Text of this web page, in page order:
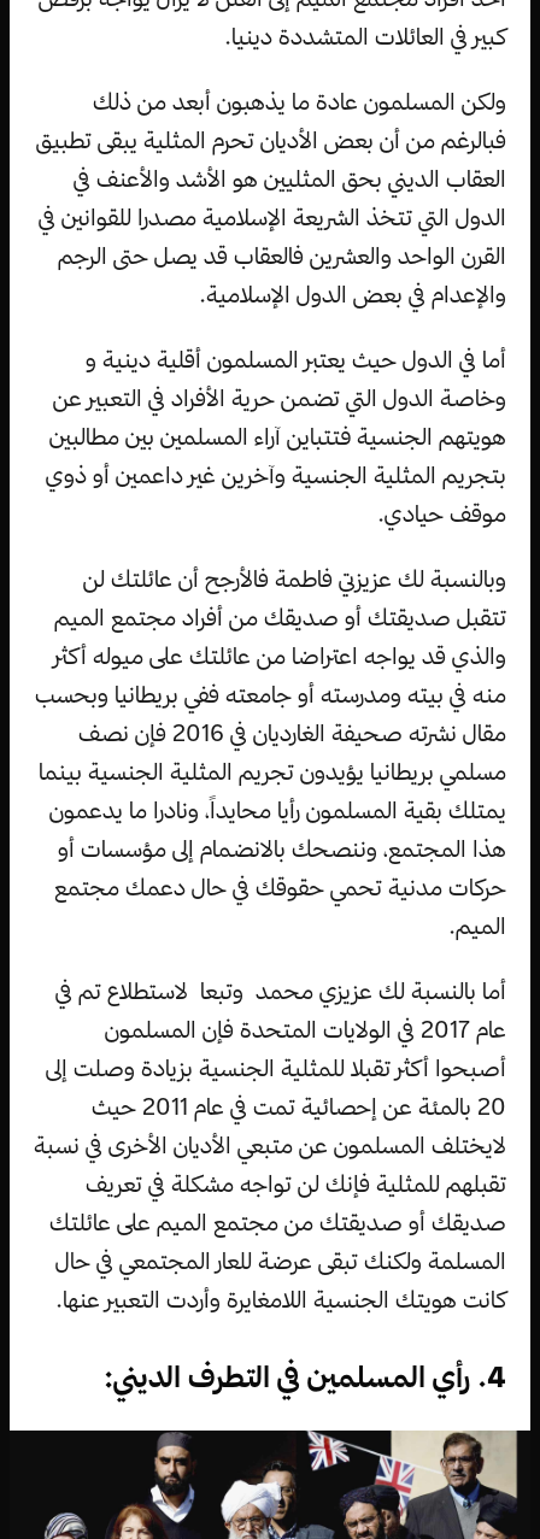
كبير في العائلات المتشددة دينيا.
ولكن المسلمون عادة ما يذهبون أبعد من ذلك
فبالرغم من أن بعض الأديان تحرم المثلية يبقى تطبيق
العقاب الديني بحق المثليين هو الأشد والأعنف في
الدول التي تتخذ الشريعة الإسلامية مصدرا للقوانين في
القرن الواحد والعشرين فالعقاب قد يصل حتى الرجم
والإعدام في بعض الدول الإسلامية.
أما في الدول حيث يعتبر المسلمون أقلية دينية و
وخاصة الدول التي تضمن حرية الأفراد في التعبير عن
هويتهم الجنسية فتتباين آراء المسلمين بين مطالبين
بتجريم المثلية الجنسية وآخرين غير داعمين أو ذوي
موقف حيادي.
وبالنسبة لك عزيزتي فاطمة فالأرجح أن عائلتك لن
تتقبل صديقتك أو صديقك من أفراد مجتمع الميم
والذي قد يواجه اعتراضا من عائلتك على ميوله أكثر
منه في بيته ومدرسته أو جامعته ففي بريطانيا وبحسب
مقال نشرته صحيفة الغارديان في 2016 فإن نصف
مسلمي بريطانيا يؤيدون تجريم المثلية الجنسية بينما
يمتلك بقية المسلمون رأيا محايداً، ونادرا ما يدعمون
هذا المجتمع، وننصحك بالانضمام إلى مؤسسات أو
حركات مدنية تحمي حقوقك في حال دعمك مجتمع
الميم.
أما بالنسبة لك عزيزي محمد وتبعا لاستطلاع تم في
عام 2017 في الولايات المتحدة فإن المسلمون
أصبحوا أكثر تقبلا للمثلية الجنسية بزيادة وصلت إلى
20 بالمئة عن إحصائية تمت في عام 2011 حيث
لايختلف المسلمون عن متبعي الأديان الأخرى في نسبة
تقبلهم للمثلية فإنك لن تواجه مشكلة في تعريف
صديقك أو صديقتك من مجتمع الميم على عائلتك
المسلمة ولكنك تبقى عرضة للعار المجتمعي في حال
كانت هويتك الجنسية اللامغايرة وأردت التعبير عنها.
4. رأي المسلمين في التطرف الديني: